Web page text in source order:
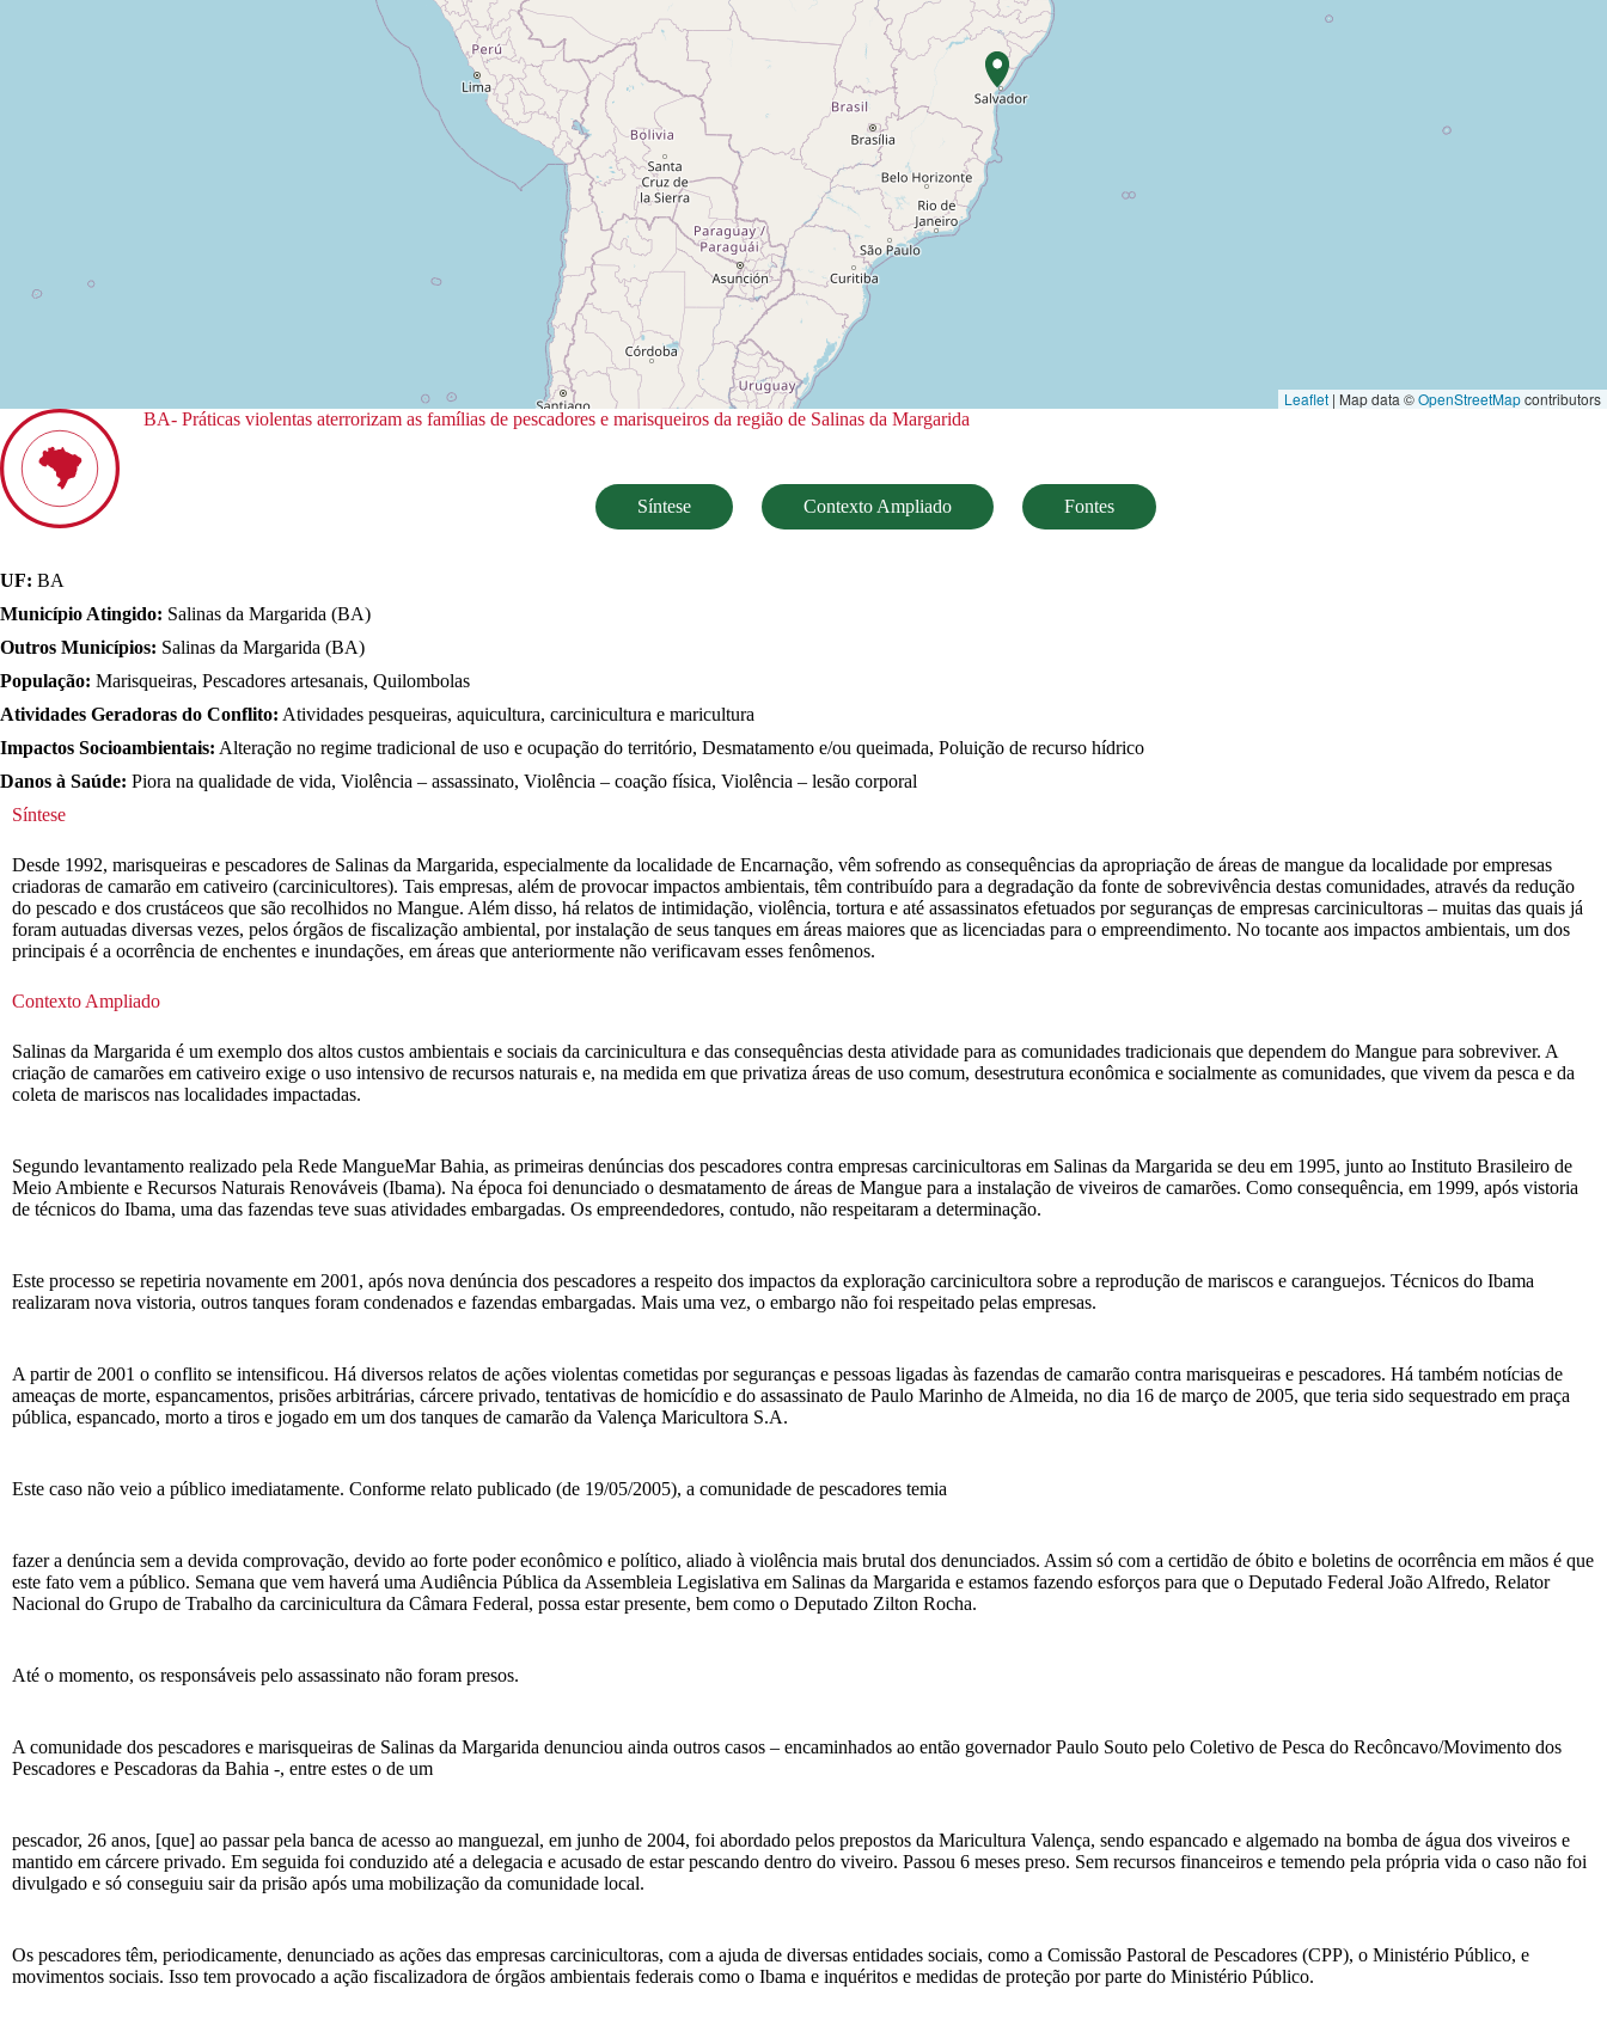
Leaflet | Map data ©OpenStreetMapcontributors
BA- Práticas violentas aterrorizam as famílias de pescadores e marisqueiros da região de Salinas da Margarida
Síntese Contexto Ampliado Fontes
UF: BA
Município Atingido: Salinas da Margarida (BA)
Outros Municípios: Salinas da Margarida (BA)
População: Marisqueiras, Pescadores artesanais, Quilombolas
Atividades Geradoras do Conflito: Atividades pesqueiras, aquicultura, carcinicultura e maricultura
Impactos Socioambientais: Alteração no regime tradicional de uso e ocupação do território, Desmatamento e/ou queimada, Poluição de recurso hídrico
Danos à Saúde: Piora na qualidade de vida, Violência – assassinato, Violência – coação física, Violência – lesão corporal
Síntese
Desde 1992, marisqueiras e pescadores de Salinas da Margarida, especialmente da localidade de Encarnação, vêm sofrendo as consequências da apropriação de áreas de mangue da localidade por empresas
criadoras de camarão em cativeiro (carcinicultores). Tais empresas, além de provocar impactos ambientais, têm contribuído para a degradação da fonte de sobrevivência destas comunidades, através da redução
do pescado e dos crustáceos que são recolhidos no Mangue. Além disso, há relatos de intimidação, violência, tortura e até assassinatos efetuados por seguranças de empresas carcinicultoras – muitas das quais já
foram autuadas diversas vezes, pelos órgãos de fiscalização ambiental, por instalação de seus tanques em áreas maiores que as licenciadas para o empreendimento. No tocante aos impactos ambientais, um dos
principais é a ocorrência de enchentes e inundações, em áreas que anteriormente não verificavam esses fenômenos.
Contexto Ampliado
Salinas da Margarida é um exemplo dos altos custos ambientais e sociais da carcinicultura e das consequências desta atividade para as comunidades tradicionais que dependem do Mangue para sobreviver. A
criação de camarões em cativeiro exige o uso intensivo de recursos naturais e, na medida em que privatiza áreas de uso comum, desestrutura econômica e socialmente as comunidades, que vivem da pesca e da
coleta de mariscos nas localidades impactadas.
Segundo levantamento realizado pela Rede MangueMar Bahia, as primeiras denúncias dos pescadores contra empresas carcinicultoras em Salinas da Margarida se deu em 1995, junto ao Instituto Brasileiro de
Meio Ambiente e Recursos Naturais Renováveis (Ibama). Na época foi denunciado o desmatamento de áreas de Mangue para a instalação de viveiros de camarões. Como consequência, em 1999, após vistoria
de técnicos do Ibama, uma das fazendas teve suas atividades embargadas. Os empreendedores, contudo, não respeitaram a determinação.
Este processo se repetiria novamente em 2001, após nova denúncia dos pescadores a respeito dos impactos da exploração carcinicultora sobre a reprodução de mariscos e caranguejos. Técnicos do Ibama
realizaram nova vistoria, outros tanques foram condenados e fazendas embargadas. Mais uma vez, o embargo não foi respeitado pelas empresas.
A partir de 2001 o conflito se intensificou. Há diversos relatos de ações violentas cometidas por seguranças e pessoas ligadas às fazendas de camarão contra marisqueiras e pescadores. Há também notícias de
ameaças de morte, espancamentos, prisões arbitrárias, cárcere privado, tentativas de homicídio e do assassinato de Paulo Marinho de Almeida, no dia 16 de março de 2005, que teria sido sequestrado em praça
pública, espancado, morto a tiros e jogado em um dos tanques de camarão da Valença Maricultora S.A.
Este caso não veio a público imediatamente. Conforme relato publicado (de 19/05/2005), a comunidade de pescadores temia
fazer a denúncia sem a devida comprovação, devido ao forte poder econômico e político, aliado à violência mais brutal dos denunciados. Assim só com a certidão de óbito e boletins de ocorrência em mãos é que
este fato vem a público. Semana que vem haverá uma Audiência Pública da Assembleia Legislativa em Salinas da Margarida e estamos fazendo esforços para que o Deputado Federal João Alfredo, Relator
Nacional do Grupo de Trabalho da carcinicultura da Câmara Federal, possa estar presente, bem como o Deputado Zilton Rocha.
Até o momento, os responsáveis pelo assassinato não foram presos.
A comunidade dos pescadores e marisqueiras de Salinas da Margarida denunciou ainda outros casos – encaminhados ao então governador Paulo Souto pelo Coletivo de Pesca do Recôncavo/Movimento dos
Pescadores e Pescadoras da Bahia -, entre estes o de um
pescador, 26 anos, [que] ao passar pela banca de acesso ao manguezal, em junho de 2004, foi abordado pelos prepostos da Maricultura Valença, sendo espancado e algemado na bomba de água dos viveiros e
mantido em cárcere privado. Em seguida foi conduzido até a delegacia e acusado de estar pescando dentro do viveiro. Passou 6 meses preso. Sem recursos financeiros e temendo pela própria vida o caso não foi
divulgado e só conseguiu sair da prisão após uma mobilização da comunidade local.
Os pescadores têm, periodicamente, denunciado as ações das empresas carcinicultoras, com a ajuda de diversas entidades sociais, como a Comissão Pastoral de Pescadores (CPP), o Ministério Público, e
movimentos sociais. Isso tem provocado a ação fiscalizadora de órgãos ambientais federais como o Ibama e inquéritos e medidas de proteção por parte do Ministério Público.